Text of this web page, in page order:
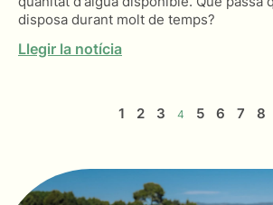
disposa durant molt de temps?
Llegir la notícia
1 2 3 4 5 6 7 8